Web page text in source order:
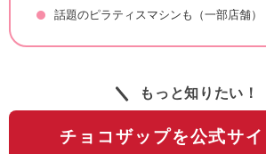
話題のピラティスマシンも（一部店舗）
もっと知りたい！
チョコザップを公式サ